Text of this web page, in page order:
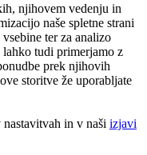
njihovem vedenju in
naše spletne strani
ter za analizo
lahko tudi primerjamo z
prek njihovih
storitve že uporabljate
nastavitvah in v naši izjavi